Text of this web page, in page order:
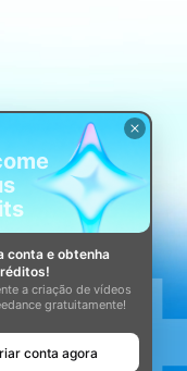
conta e obtenha
a criação de vídeos
gratuitamente!
conta agora